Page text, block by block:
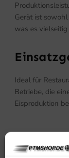
Gerät ist
was es
Ideal für
Betriebe, die
Eisproduktion